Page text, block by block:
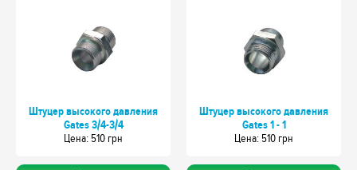
Штуцер высокого давления
Gates 3/4-3/4
Цeна: 510 грн
Штуцер высокого давления
Gates 1 - 1
Цeна: 510 грн